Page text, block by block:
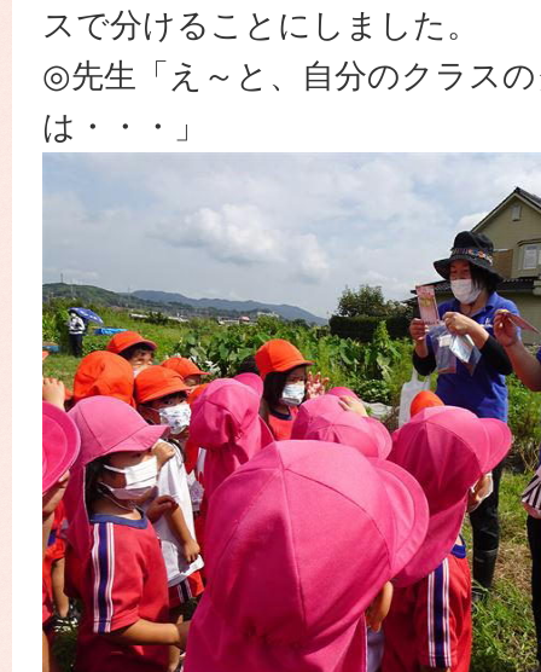
スで分けることにしました。
◎先生「え～と、自分のクラス
は・・・」